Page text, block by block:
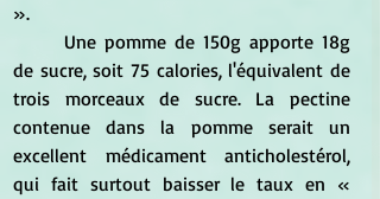
».
de sucre, soit 75 calories, l'équivalent de
trois morceaux de sucre. La pectine
contenue dans la pomme serait un
excellent médicament anticholestérol,
qui fait surtout baisser le taux en «